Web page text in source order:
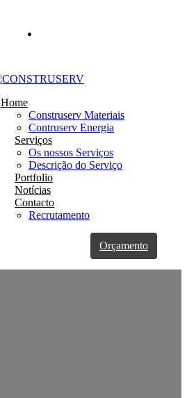
Sobre Nós
Home
Construserv Materiais
Contruserv Energia
Serviços
Os nossos Serviços
Descrição do Serviço
Portfolio
Notícias
Contacto
Recrutamento
Orçamento